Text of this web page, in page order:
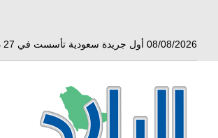
08/08/2026 أول جريدة سعودية تأسست في 27 ذو القعدة سنة 1350 هجري الموافق 3 أبريل 1932 ميلادي